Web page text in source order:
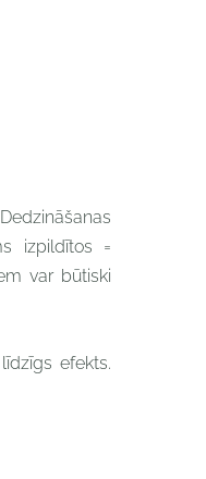
Dedzināšanas
izpildītos =
var būtiski
efekts.